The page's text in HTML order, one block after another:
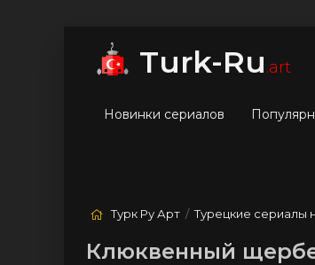
Turk-Ru.art
Новинки сериалов
Турк Ру Арт /Турецкие сериалы
Клюквенный